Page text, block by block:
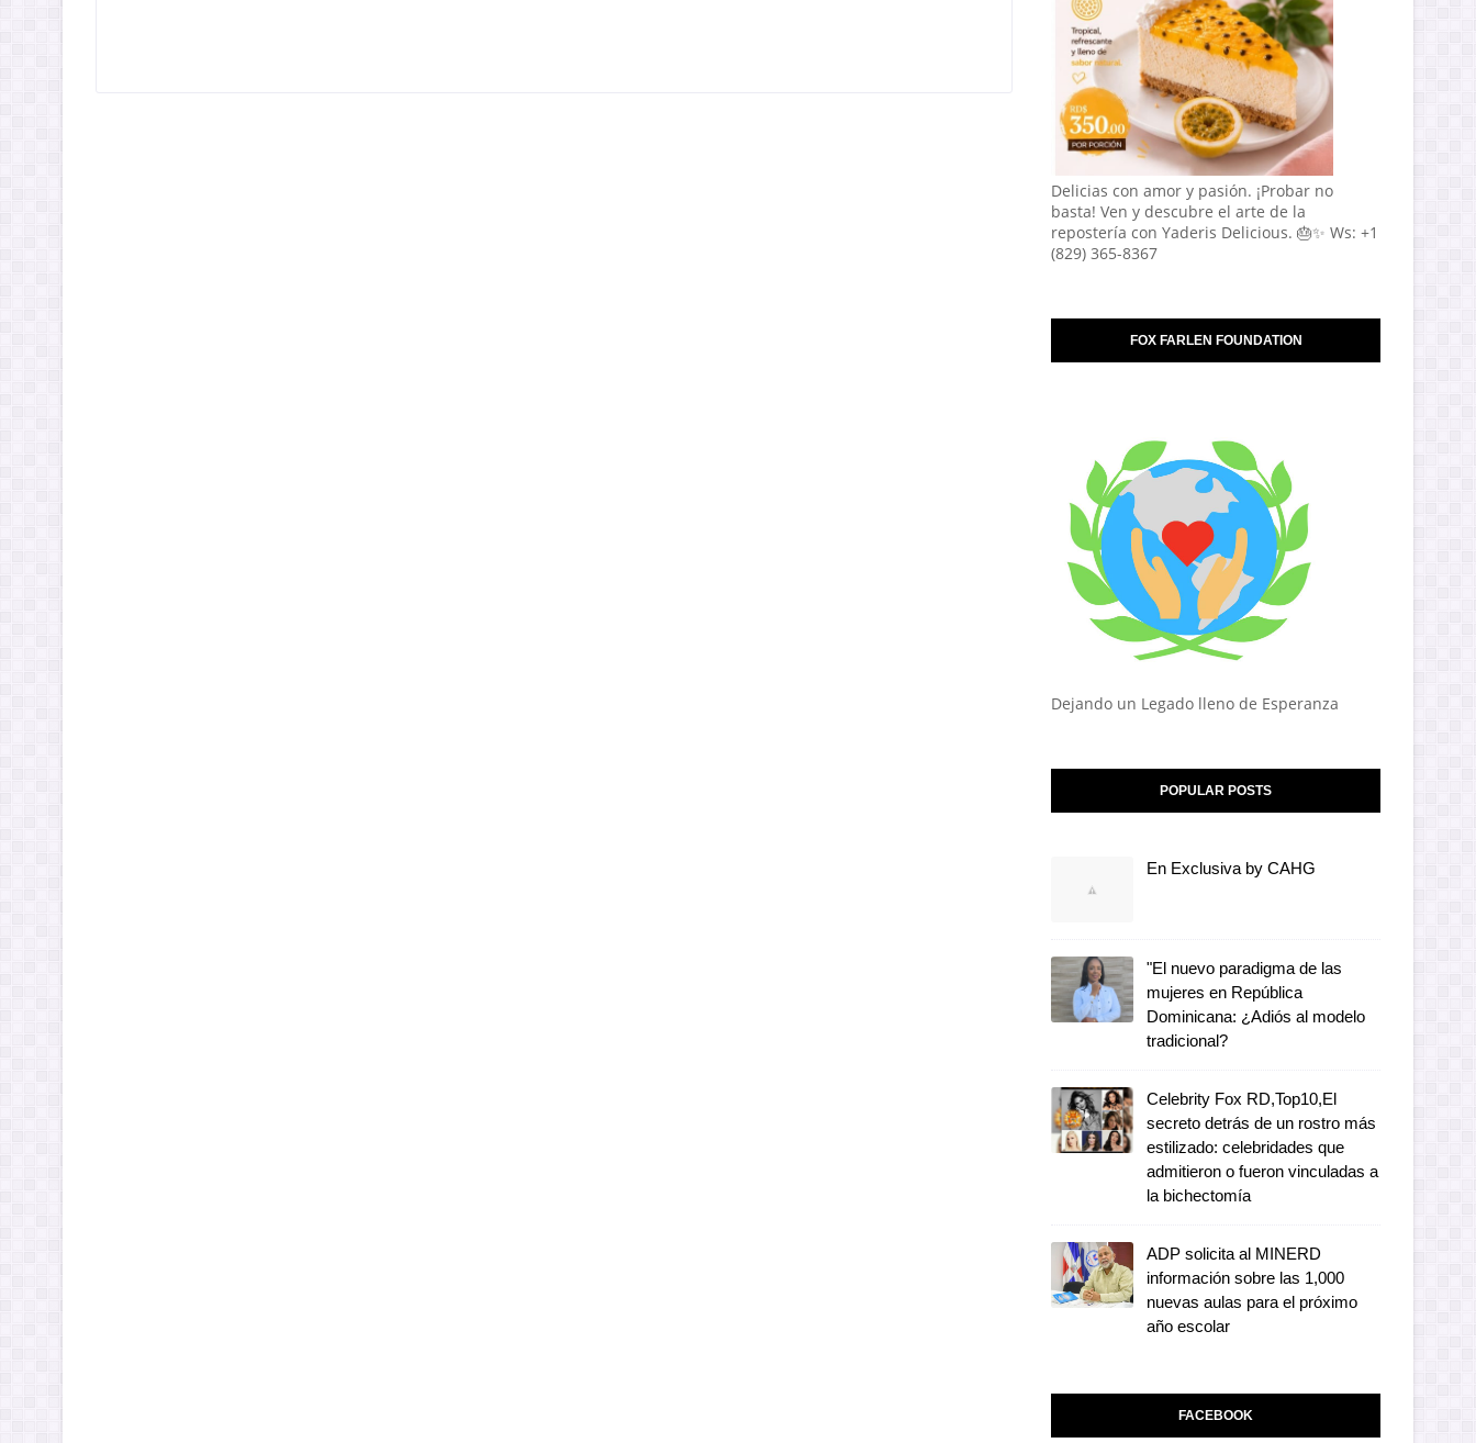
Delicias con amor y pasión. ¡Probar no
basta! Ven y descubre el arte de la
repostería con Yaderis Delicious. 🎂✨ Ws: +1
(829) 365-8367
FOX FARLEN FOUNDATION
Dejando un Legado lleno de Esperanza
POPULAR POSTS
En Exclusiva by CAHG
"El nuevo paradigma de las
mujeres en República
Dominicana: ¿Adiós al modelo
tradicional?
Celebrity Fox RD,Top10,El
secreto detrás de un rostro más
estilizado: celebridades que
admitieron o fueron vinculadas a
la bichectomía
ADP solicita al MINERD
información sobre las 1,000
nuevas aulas para el próximo
año escolar
FACEBOOK